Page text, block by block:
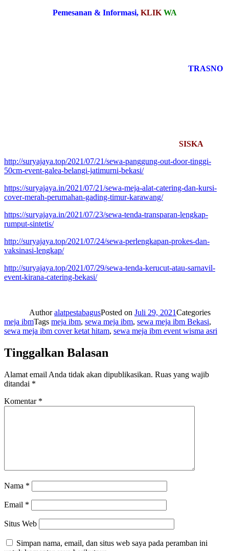
Pemesanan & Informasi, KLIK WA
TRASNO
SISKA
http://suryajaya.top/2021/07/21/sewa-panggung-out-door-tinggi-
50cm-event-galea-belangi-jatimurni-bekasi/
https://suryajaya.in/2021/07/21/sewa-meja-alat-catering-dan-kursi-
cover-merah-perumahan-gading-timur-karawang/
https://suryajaya.in/2021/07/23/sewa-tenda-transparan-lengkap-
rumput-sintetis/
http://suryajaya.top/2021/07/24/sewa-perlengkapan-prokes-dan-
vaksinasi-lengkap/
http://suryajaya.top/2021/07/29/sewa-tenda-kerucut-atau-sarnavil-
event-kirana-catering-bekasi/
AuthoralatpestabagusPosted on Juli 29, 2021Categories
meja ibmTags meja ibm, sewa meja ibm, sewa meja ibm Bekasi,
sewa meja ibm cover ketat hitam, sewa meja ibm event wisma asri
Tinggalkan Balasan
Alamat email Anda tidak akan dipublikasikan. Ruas yang wajib
ditandai *
Komentar *
Nama *
Email *
Situs Web
Simpan nama, email, dan situs web saya pada peramban ini